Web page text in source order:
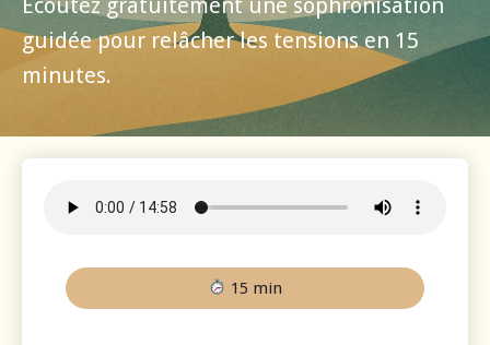
Écoutez gratuitement une sophronisation
guidée pour relâcher les tensions en 15
minutes.
15 min